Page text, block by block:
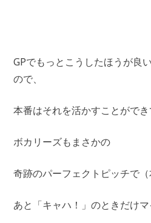
GPでもっとこうしたほうが良
ので、
本番はそれを活かすことができ
ボカリーズもまさかの
奇跡のパーフェクトピッチで（
あと「キャハ！」のときだけマ